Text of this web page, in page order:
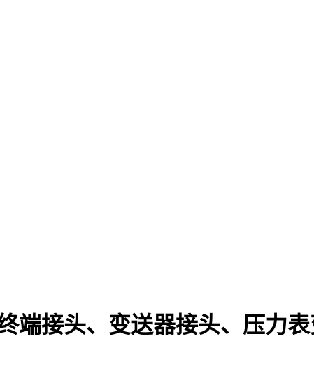
端接头、变送器接头、压力